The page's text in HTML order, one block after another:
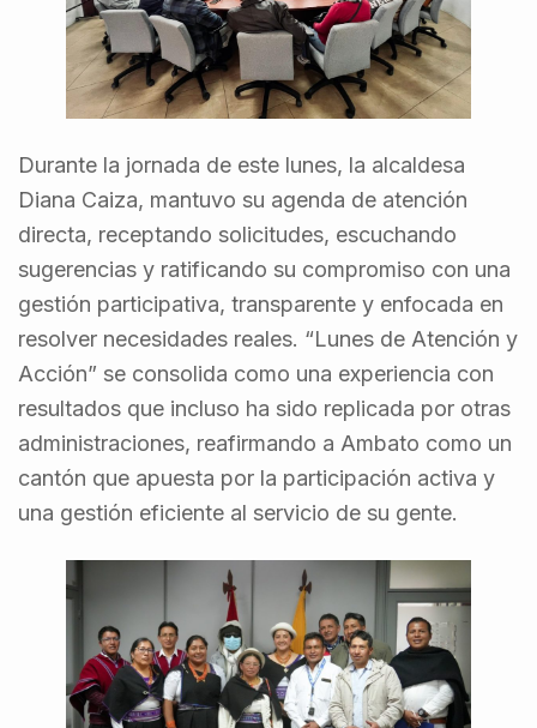
Durante la jornada de este lunes, la alcaldesa
Diana Caiza, mantuvo su agenda de atención
directa, receptando solicitudes, escuchando
sugerencias y ratificando su compromiso con una
gestión participativa, transparente y enfocada en
resolver necesidades reales. “Lunes de Atención y
Acción” se consolida como una experiencia con
resultados que incluso ha sido replicada por otras
administraciones, reafirmando a Ambato como un
cantón que apuesta por la participación activa y
una gestión eficiente al servicio de su gente.